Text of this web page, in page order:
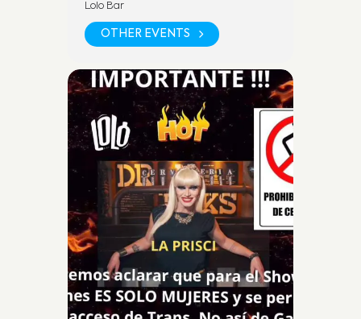
Lolo Bar
OTHER EVENTS